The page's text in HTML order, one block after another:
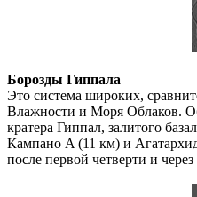
Борозды Гиппала
Это система широких,
Влажности и Моря Облаков.
кратера Гиппал, залитого
Кампано A (11 км) и
после первой четверти и